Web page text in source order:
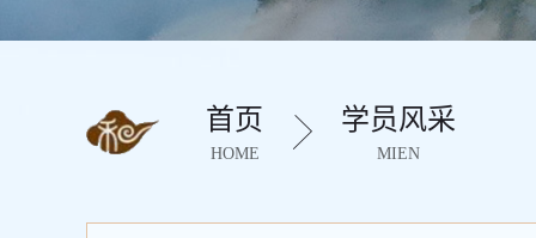
首页
HOME
学员风采
MIEN